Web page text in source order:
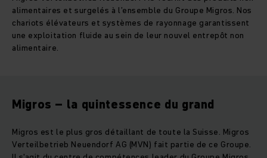
alimentaires et surgelés à l’ensemble du Groupe Migros. Nos
chariots élévateurs et systèmes de rayonnage garantissent
une exploitation fluide au sein de leur nouvel entrepôt non
alimentaire.
Migros – la quintessence du grand
Migros est le plus gros détaillant de toute la Suisse. Migros
Verteilbetrieb Neuendorf AG (MVN) fait partie de ce Groupe.